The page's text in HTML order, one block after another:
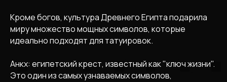
Кроме богов, культура Древнего Египта подарила
миру множество мощных символов, которые
идеально подходят для татуировок.
Анкх: египетский крест, известный как "ключ жизни".
Это один из самых узнаваемых символов,